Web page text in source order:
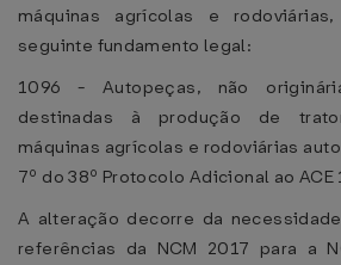
máquinas agrícolas e
seguinte fundamento legal:
1096 - Autopeças, não
destinadas à produção de
máquinas agrícolas e rodoviárias
7º do 38º Protocolo Adicional ao ACE
A alteração decorre da
referências da NCM 2017 para a